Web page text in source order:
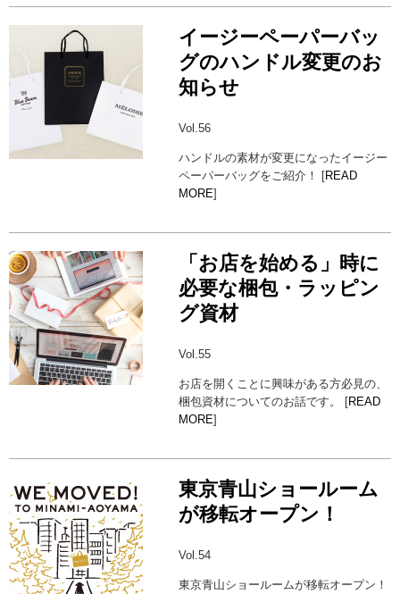
イージーペーパーバッ
グのハンドル変更のお
知らせ
Vol.56
ハンドルの素材が変更になったイージー
ペーパーバッグをご紹介！ [READ
MORE]
「お店を始める」時に
必要な梱包・ラッピン
グ資材
Vol.55
お店を開くことに興味がある方必見の、
梱包資材についてのお話です。 [READ
MORE]
東京青山ショールーム
が移転オープン！
Vol.54
東京青山ショールームが移転オープン！